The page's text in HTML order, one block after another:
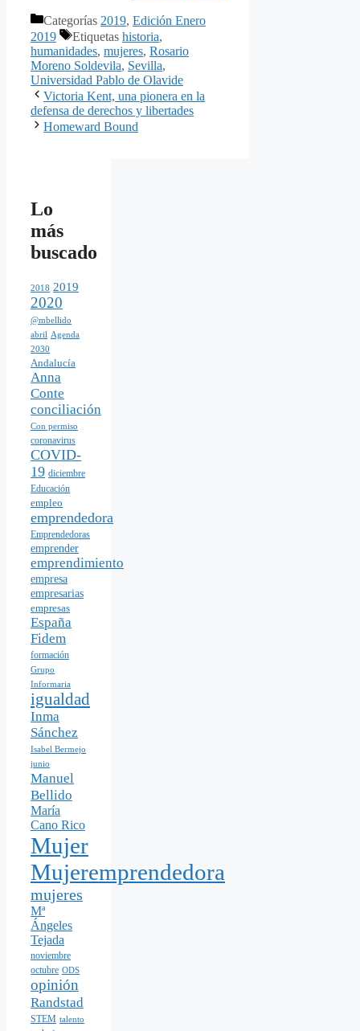
Categorías 2019, Edición Enero
2019
Etiquetas historia,
humanidades, mujeres, Rosario
Moreno Soldevila, Sevilla,
Universidad Pablo de Olavide
Victoria Kent, una pionera en la
defensa de derechos y libertades
Homeward Bound
Lo
más
buscado
2018 2019
2020
@mbellido
abril Agenda
2030
Andalucía
Anna
Conte
conciliación
Con permiso
coronavirus
COVID-
19 diciembre
Educación
empleo
emprendedora
Emprendedoras
emprender
emprendimiento
empresa
empresarias
empresas
España
Fidem
formación
Grupo
Informaria
igualdad
Inma
Sánchez
Isabel Bermejo
junio
Manuel
Bellido
María
Cano Rico
Mujer
Mujeremprendedora
mujeres
Mª
Ángeles
Tejada
noviembre
octubre ODS
opinión
Randstad
STEM talento